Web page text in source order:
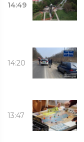
14:49
14:20
13:47